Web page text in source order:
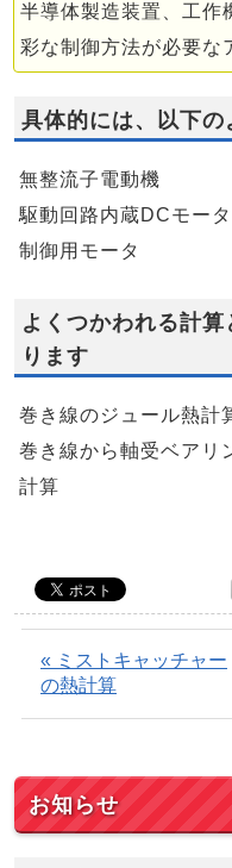
半導体製造装置、工作
彩な制御方法が必要な
具体的には、以下
無整流子電動機
駆動回路内蔵DCモータ
制御用モータ
よくつかわれる計
ります
巻き線のジュール熱計
巻き線から軸受ベアリ
計算
« ミストキャッチャー
の熱計算
お知らせ